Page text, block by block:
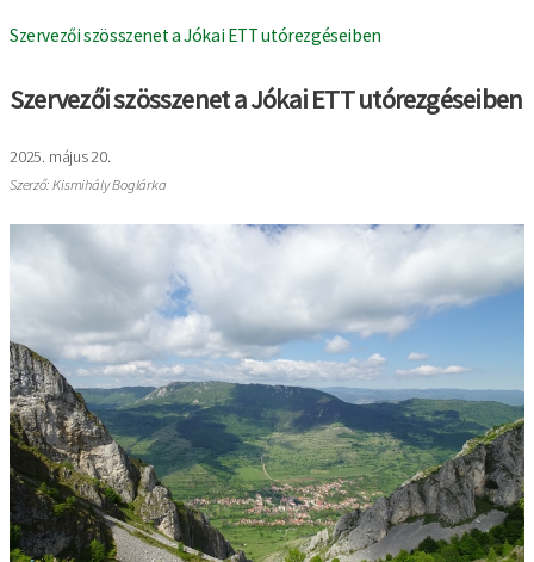
Szervezői szösszenet a Jókai ETT utórezgéseiben
Szervezői szösszenet a Jókai ETT utórezgéseiben
2025. május 20.
Szerző: Kismihály Boglárka
Image